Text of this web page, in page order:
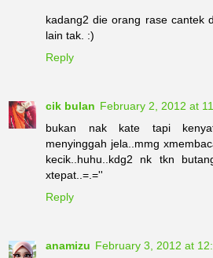
kadang2 die orang rase cantek
lain tak. :)
Reply
cik bulan February 2, 2012 at
bukan nak kate tapi
menyinggah jela..mmg
kecik..huhu..kdg2 nk tkn
xtepat..=.=''
Reply
anamizu February 3, 2012 at